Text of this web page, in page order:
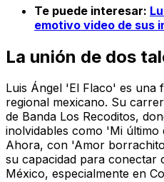
Te puede interesar:
emotivo video de sus
La unión de dos
Luis Ángel 'El Flaco' es una
regional mexicano. Su
de Banda Los Recoditos,
inolvidables como 'Mi
Ahora, con 'Amor
su capacidad para conectar
México, especialmente en